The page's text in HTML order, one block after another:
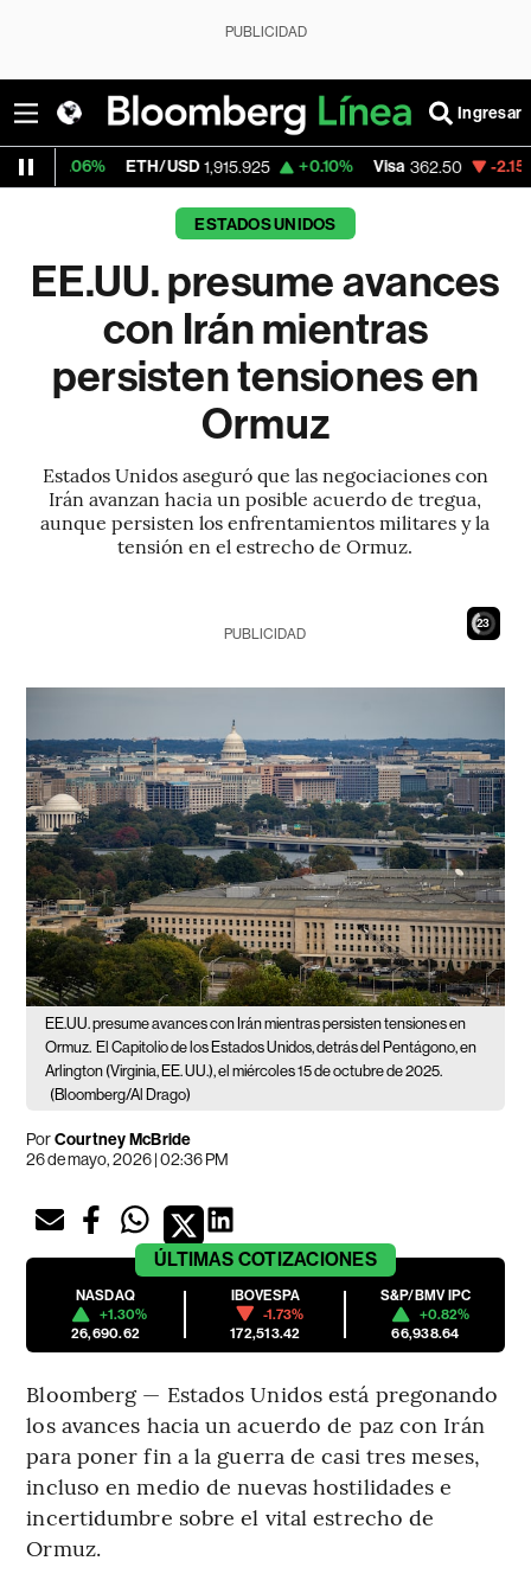
PUBLICIDAD
Ingresar
ETH/USD 1,915.925 +0.10% Visa 362.50 -2.15%
ESTADOS UNIDOS
EE.UU. presume avances
con Irán mientras
persisten tensiones en
Ormuz
Estados Unidos aseguró que las negociaciones con
Irán avanzan hacia un posible acuerdo de tregua,
aunque persisten los enfrentamientos militares y la
tensión en el estrecho de Ormuz.
21
PUBLICIDAD
EE.UU. presume avances con Irán mientras persisten tensiones en
Ormuz. El Capitolio de los Estados Unidos, detrás del Pentágono, en
Arlington (Virginia, EE. UU.), el miércoles 15 de octubre de 2025.
(Bloomberg/Al Drago)
PorCourtney McBride
26 de mayo, 2026 | 02:36 PM
ÚLTIMAS COTIZACIONES
NASDAQ
+1.30%
26,690.62
IBOVESPA
-1.73%
172,513.42
S&P/BMV IPC
+0.82%
66,938.64
Bloomberg — Estados Unidos está pregonando
los avances hacia un acuerdo de paz con Irán
para poner fin a la guerra de casi tres meses,
incluso en medio de nuevas hostilidades e
incertidumbre sobre el vital estrecho de
Ormuz.